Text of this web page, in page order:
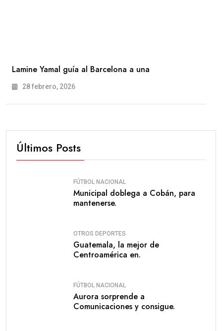
Lamine Yamal guía al Barcelona a una
28 febrero, 2026
Últimos Posts
FÚTBOL NACIONAL
Municipal doblega a Cobán, para
mantenerse.
OTROS DEPORTES
Guatemala, la mejor de
Centroamérica en.
FÚTBOL NACIONAL
Aurora sorprende a
Comunicaciones y consigue.